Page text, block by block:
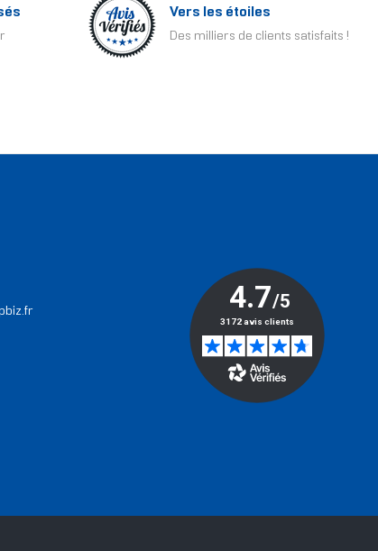
Vers les étoiles
Des milliers de clients satisfaits !